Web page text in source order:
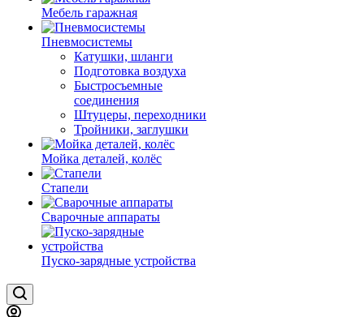
Мебель гаражная
Пневмосистемы
Катушки, шланги
Подготовка воздуха
Быстросъемные
соединения
Штуцеры, переходники
Тройники, заглушки
Мойка деталей, колёс
Стапели
Сварочные аппараты
Пуско-зарядные устройства